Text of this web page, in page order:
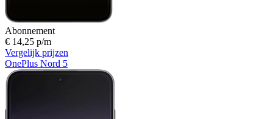
Abonnement
€ 14,25 p/m
Vergelijk prijzen
OnePlus Nord 5